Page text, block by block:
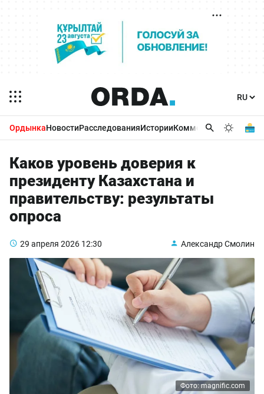
ОрдынкаНовостиРасследованияИсторииКомментарииБизнес
Каков уровень доверия к
президенту Казахстана и
правительству: результаты
опроса
29 апреля 2026 12:30 Александр Смолин
Фото: magnific.com